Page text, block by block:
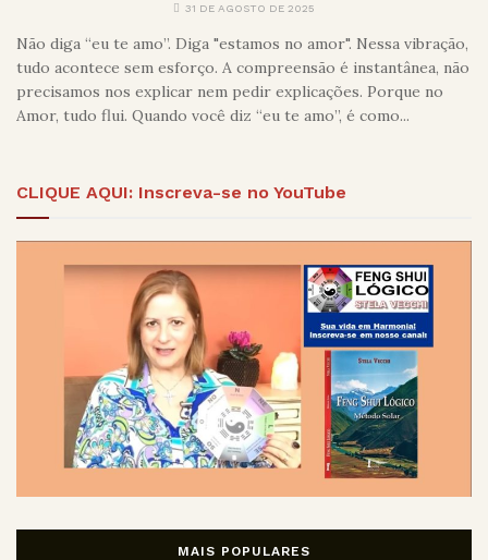
31 DE AGOSTO DE 2025
Não diga “eu te amo”. Diga "estamos no amor". Nessa vibração,
tudo acontece sem esforço. A compreensão é instantânea, não
precisamos nos explicar nem pedir explicações. Porque no
Amor, tudo flui. Quando você diz “eu te amo”, é como...
CLIQUE AQUI: Inscreva-se no YouTube
MAIS POPULARES